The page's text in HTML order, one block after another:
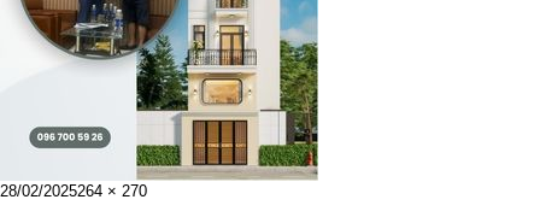
Đăng
28/02/2025Kích
264 × 270